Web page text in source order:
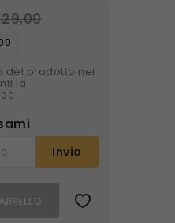
del prodotto nei
la
Invia